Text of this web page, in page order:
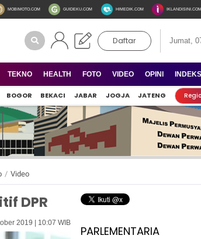
MOBIMOTO.COM GUIDEKU.COM HIMEDIK.COM IKLANDISINI.COM
Daftar Jumat,
TEKNO HEALTH FOTO VIDEO OPINI INDEKS
BOGOR BEKACI JABAR JOGJA JATENG
/ Video
DPR
2019 | 10:07 WIB
PARLEMENTARIA